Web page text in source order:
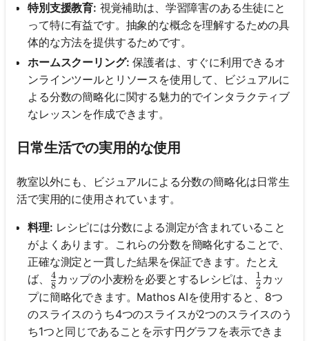
特別支援教育: 視覚補助は、学習障害のある生徒にと
って特に有益です。抽象的な概念を理解するための具
体的な方法を提供するためです。
ホームスクーリング: 保護者は、すぐに利用できるオ
ンラインツールとリソースを使用して、ビジュアルに
よる分数の簡略化に関する魅力的でインタラクティブ
なレッスンを作成できます。
日常生活での実用的な使用
教室以外にも、ビジュアルによる分数の簡略化は日常生
活で実用的に使用されています。
料理: レシピには分数による測定が含まれていること
がよくあります。これらの分数を簡略化することで、
正確な測定と一貫した結果を保証できます。たとえ
ば、
\frac{4}{8}
8
4 カップの小麦粉を必要とするレシピは、 2
1 カッ
プに簡略化できます。Mathos AIを使用すると、8つ
のスライスのうち4つのスライスが2つのスライスのう
ち1つと同じであることを示す円グラフを表示できま